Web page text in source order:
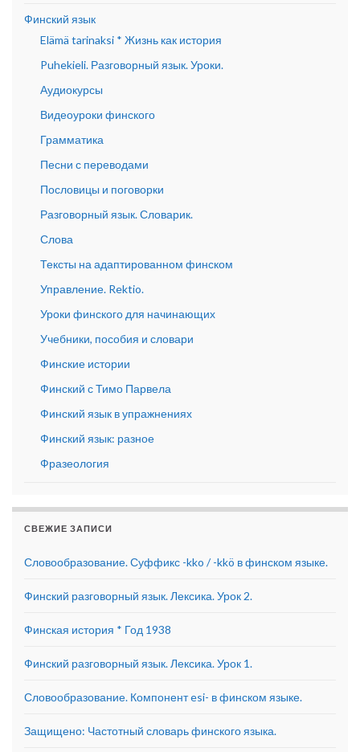
Финский язык
Elämä tarinaksi * Жизнь как история
Puhekieli. Разговорный язык. Уроки.
Аудиокурсы
Видеоуроки финского
Грамматика
Песни с переводами
Пословицы и поговорки
Разговорный язык. Словарик.
Слова
Тексты на адаптированном финском
Управление. Rektio.
Уроки финского для начинающих
Учебники, пособия и словари
Финские истории
Финский с Тимо Парвела
Финский язык в упражнениях
Финский язык: разное
Фразеология
СВЕЖИЕ ЗАПИСИ
Словообразование. Суффикс -kko / -kkö в финском языке.
Финский разговорный язык. Лексика. Урок 2.
Финская история * Год 1938
Финский разговорный язык. Лексика. Урок 1.
Словообразование. Компонент esi- в финском языке.
Защищено: Частотный словарь финского языка.